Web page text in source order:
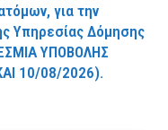
για την
Υπηρεσίας Δόμησης
YΠOBOΛHΣ
10/08/2026).